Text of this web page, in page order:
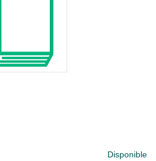
Disponible